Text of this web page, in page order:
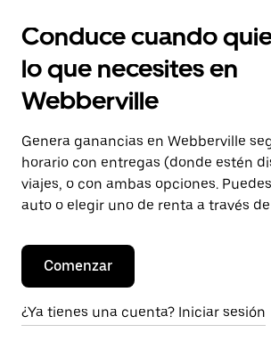
Conduce cuando
lo que necesites en
Webberville
Genera ganancias en Webberville
horario con entregas (donde estén
viajes, o con ambas opciones.
auto o elegir uno de renta a través
Comenzar
¿Ya tienes una cuenta? Iniciar sesión